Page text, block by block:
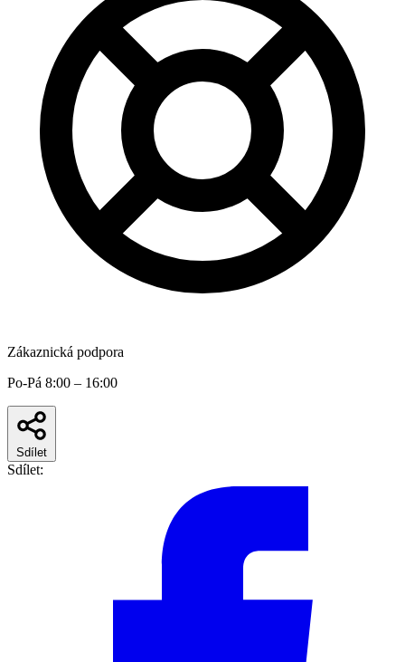
Zákaznická podpora
Po-Pá 8:00 – 16:00
Sdílet
Sdílet: